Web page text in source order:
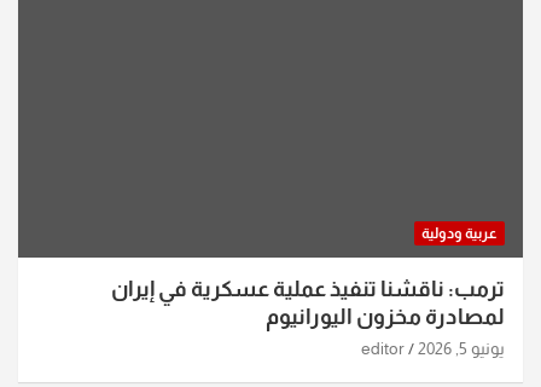
عربية ودولية
ترمب: ناقشنا تنفيذ عملية عسكرية في إيران
لمصادرة مخزون اليورانيوم
يونيو 5, 2026 editor